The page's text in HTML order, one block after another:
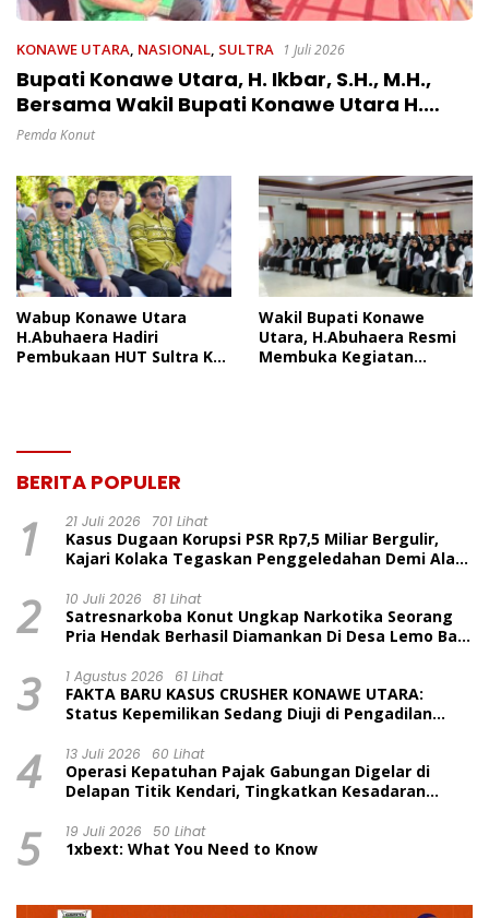
KONAWE UTARA, NASIONAL, SULTRA 1 Juli 2026
Bupati Konawe Utara, H. Ikbar, S.H., M.H.,
Bersama Wakil Bupati Konawe Utara H.
Abuhaera, S.Sos., M.Si Menghadiri Upacara
Pemda Konut
Wabup Konawe Utara
H.Abuhaera Hadiri
Pembukaan HUT Sultra Ke-
Wakil Bupati Konawe
Utara, H.Abuhaera Resmi
Membuka Kegiatan
BERITA POPULER
1 21 Juli 2026 701 Lihat
Kasus Dugaan Korupsi PSR Rp7,5 Miliar Bergulir,
Kajari Kolaka Tegaskan Penggeledahan Demi Alat
2 10 Juli 2026 81 Lihat
Satresnarkoba Konut Ungkap Narkotika Seorang
Pria Hendak Berhasil Diamankan Di Desa Lemo Bajo
3 1 Agustus 2026 61 Lihat
FAKTA BARU KASUS CRUSHER KONAWE UTARA:
Status Kepemilikan Sedang Diuji di Pengadilan
Dinilai Prematur
4 13 Juli 2026 60 Lihat
Operasi Kepatuhan Pajak Gabungan Digelar di
Delapan Titik Kendari, Tingkatkan Kesadaran
5 19 Juli 2026 50 Lihat
1xbext: What You Need to Know